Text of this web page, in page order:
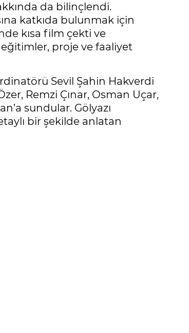
da bilinçlendi.
katkıda bulunmak için
kısa film çekti ve
eğitimler, proje ve faaliyet
Sevil Şahin Hakverdi
Remzi Çınar, Osman Uçar,
sundular. Gölyazı
bir şekilde anlatan